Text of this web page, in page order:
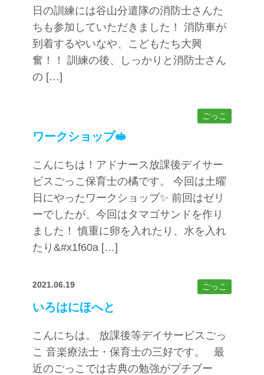
日の訓練には谷山分遣隊の消防士さんた
ちも参加していただきました！ 消防車が
到着するやいなや、こどもたち大興
奮！！ 訓練の後、しっかりと消防士さん
の […]
ごっこ
ワークショップ🥪
こんにちは！アドナース放課後デイサー
ビスごっこ保育士の橘です。 今回は土曜
日にやったワークショップ✨ 前回はゼリ
ーでしたが、今回はタマゴサンドを作り
ました！ 慎重に卵を入れたり、水を入れ
たり&#x1f60a […]
2021.06.19 ごっこ
いろはにほへと
こんにちは。 放課後等デイサービスごっ
こ 音楽療法士・保育士の三好です。 最
近のごっこでは古典の勉強がプチブー